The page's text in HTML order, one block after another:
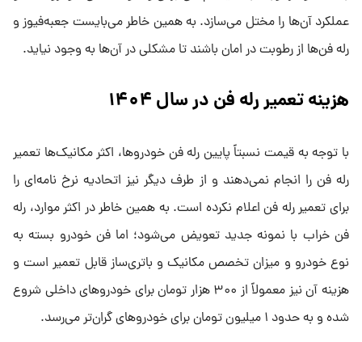
عملکرد آن‌ها را مختل می‌سازد. به همین خاطر می‌بایست جعبه‌فیوز و
رله فن‌ها از رطوبت در امان باشند تا مشکلی در آن‌ها به وجود نیاید.
هزینه تعمیر رله فن در سال ۱۴۰۴
با توجه به قیمت نسبتاً پایین رله فن خودروها، اکثر مکانیک‌ها تعمیر
رله فن را انجام نمی‌دهند و از طرف دیگر نیز اتحادیه نرخ نامه‌ای را
برای تعمیر رله فن اعلام نکرده است. به همین خاطر در اکثر موارد، رله
فن خراب با نمونه جدید تعویض می‌شود؛ اما فن خودرو بسته به
نوع خودرو و میزان تخصص مکانیک و باتری‌ساز قابل تعمیر است و
هزینه آن نیز معمولاً از ۳۰۰ هزار تومان برای خودروهای داخلی شروع
شده و به حدود ۱ میلیون تومان برای خودروهای گران‌تر می‌رسد.